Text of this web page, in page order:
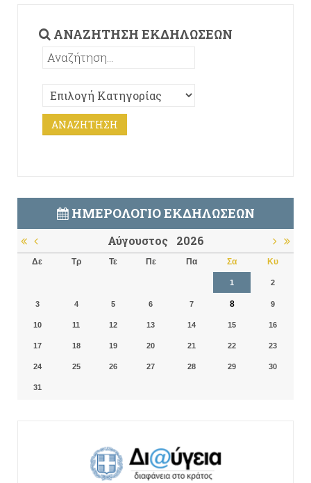
ΑΝΑΖΉΤΗΣΗ ΕΚΔΗΛΏΣΕΩΝ
ΗΜΕΡΟΛΌΓΙΟ ΕΚΔΗΛΏΣΕΩΝ
Αύγουστος 2026
Δε Τρ Τε Πε Πα Σα Κυ
1 2
3 4 5 6 7 8 9
10 11 12 13 14 15 16
17 18 19 20 21 22 23
24 25 26 27 28 29 30
31